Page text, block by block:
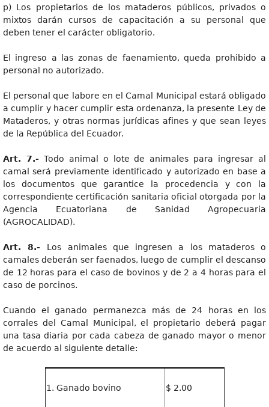
p) Los propietarios de los mataderos públicos, privados o
mixtos darán cursos de capacitación a su personal que
deben tener el carácter obligatorio.
El ingreso a las zonas de faenamiento, queda prohibido a
personal no autorizado.
El personal que labore en el Camal Municipal estará obligado
a cumplir y hacer cumplir esta ordenanza, la presente Ley de
Mataderos, y otras normas jurídicas afines y que sean leyes
de la República del Ecuador.
Art. 7.- Todo animal o lote de animales para ingresar al
camal será previamente identificado y autorizado en base a
los documentos que garantice la procedencia y con la
correspondiente certificación sanitaria oficial otorgada por la
Agencia Ecuatoriana de Sanidad Agropecuaria
(AGROCALIDAD).
Art. 8.- Los animales que ingresen a los mataderos o
camales deberán ser faenados, luego de cumplir el descanso
de 12 horas para el caso de bovinos y de 2 a 4 horas para el
caso de porcinos.
Cuando el ganado permanezca más de 24 horas en los
corrales del Camal Municipal, el propietario deberá pagar
una tasa diaria por cada cabeza de ganado mayor o menor
de acuerdo al siguiente detalle:
1. Ganado bovino $ 2.00